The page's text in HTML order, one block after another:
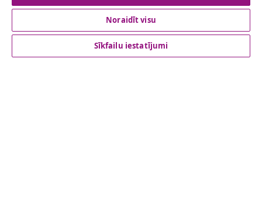
klientu apkalpoanaš
Noraidīt visu
Sīkfailu iestatījumi